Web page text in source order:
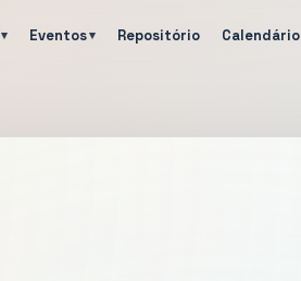
Eventos Repositório Calendário